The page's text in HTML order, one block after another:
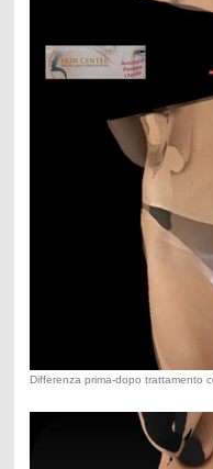
Differenza prima-dopo trattamento